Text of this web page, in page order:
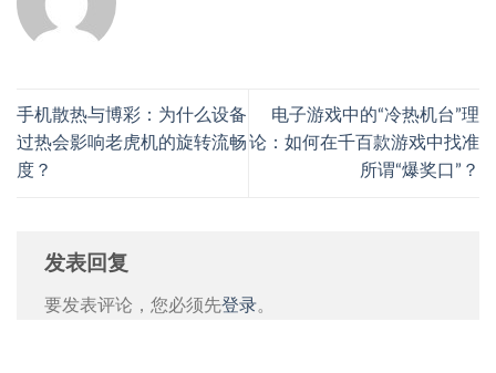
手机散热与博彩：为什么设备
过热会影响老虎机的旋转流畅
度？
电子游戏中的“冷热机台”理
论：如何在千百款游戏中找准
所谓“爆奖口”？
发表回复
要发表评论，您必须先登录。